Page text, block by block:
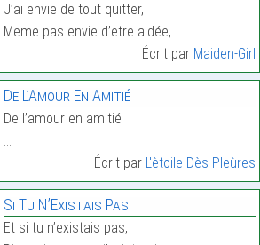
J’ai envie de tout quitter,
Meme pas envie d’etre aidée,…
Écrit par Maiden-Girl
De L’Amour En Amitié
De l’amour en amitié
…
Écrit par L'ètoile Dès Pleùres
Si Tu N’Existais Pas
Et si tu n’existais pas,